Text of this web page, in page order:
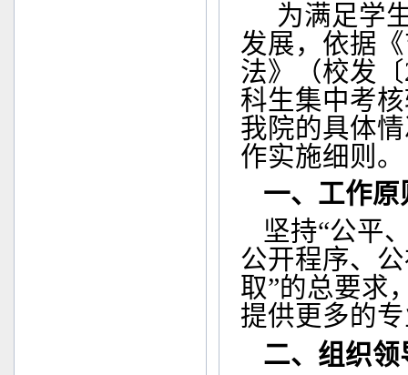
为满足学
发展，依据
法》（校发〔
科生集中考
我院的具体
作实施细则。
一、工作原
坚持“公平
公开程序、
取”的总要求
提供更多的
二、组织领